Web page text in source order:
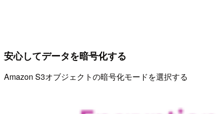
安心してデータを暗号化する
Amazon S3オブジェクトの暗号化モードを選択する